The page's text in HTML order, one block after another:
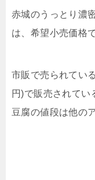
赤城のうっとり濃
は、希望小売価格
市販で売られてい
円)で販売されて
豆腐の値段は他の